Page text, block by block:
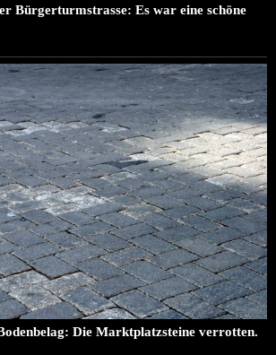
Bürgerturmstrasse: Es war eine schöne
Die Marktplatzsteine verrotten.